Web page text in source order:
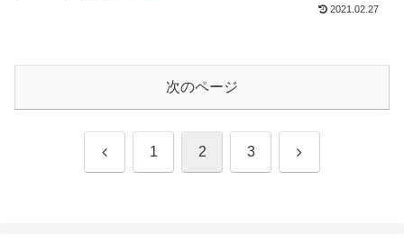
2021.02.27
次のページ
前 1 2 3 次